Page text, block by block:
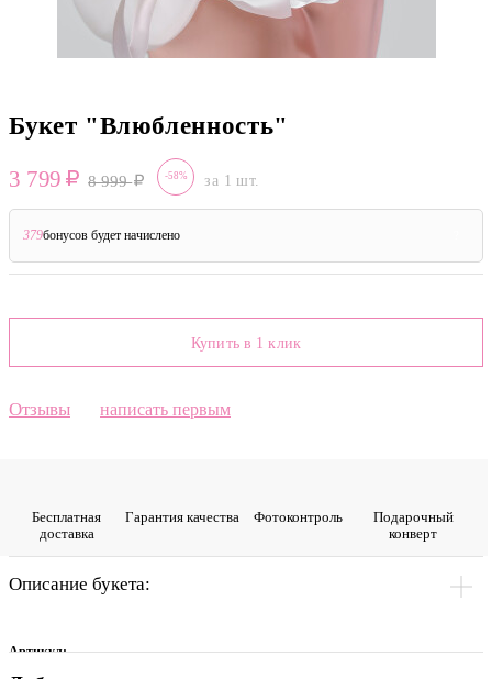
Букет "Влюбленность"
3 799 8 999 -58% за 1 шт.
379бонусов будет начислено
Купить в 1 клик
Отзывы написать первым
Бесплатная
доставка
Гарантия качества Фото­контроль
Подарочный
конверт
Описание букета:
Артикул: